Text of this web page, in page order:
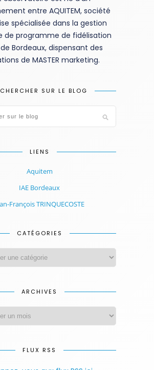
entre AQUITEM, société
spécialisée dans la gestion
de programme de fidélisation
de Bordeaux, dispensant des
de MASTER marketing.
SUR LE BLOG
LIENS
Aquitem
IAE Bordeaux
François TRINQUECOSTE
CATÉGORIES
ARCHIVES
FLUX RSS